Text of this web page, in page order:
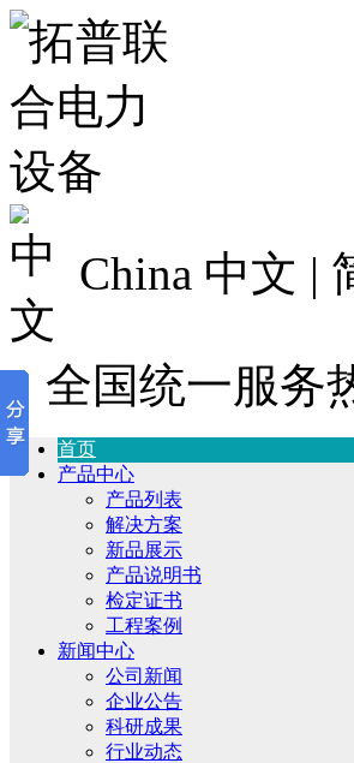
China 中文 |
全国统一服务
首页
产品中心
产品列表
解决方案
新品展示
产品说明书
检定证书
工程案例
新闻中心
公司新闻
企业公告
科研成果
行业动态